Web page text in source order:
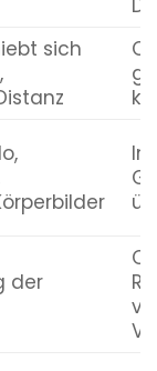
sich
der